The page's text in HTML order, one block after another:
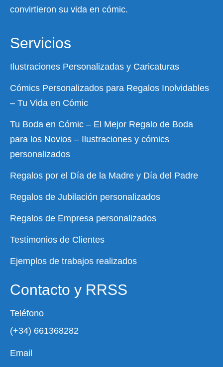
convirtieron su vida en cómic.
Servicios
Ilustraciones Personalizadas y Caricaturas
Cómics Personalizados para Regalos Inolvidables
– Tu Vida en Cómic
Tu Boda en Cómic – El Mejor Regalo de Boda
para los Novios – Ilustraciones y cómics
personalizados
Regalos por el Día de la Madre y Día del Padre
Regalos de Jubilación personalizados
Regalos de Empresa personalizados
Testimonios de Clientes
Ejemplos de trabajos realizados
Contacto y RRSS
Teléfono
(+34) 661368282
Email